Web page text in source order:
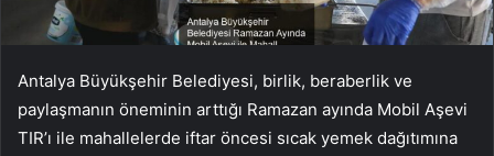
Antalya Büyükşehir Belediyesi, birlik, beraberlik ve
paylaşmanın öneminin arttığı Ramazan ayında Mobil Aşevi
TIR’ı ile mahallelerde iftar öncesi sıcak yemek dağıtımına